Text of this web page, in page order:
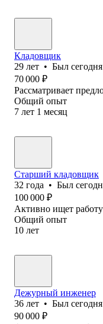
Кладовщик
29 лет • Был сегодня
70 000 ₽
Рассматривает
Общий опыт
7 лет 1 месяц
Старший кладовщик
32 года • Был
100 000 ₽
Активно ищет работу
Общий опыт
10 лет
Дежурный инженер
36 лет • Был сегодня
90 000 ₽